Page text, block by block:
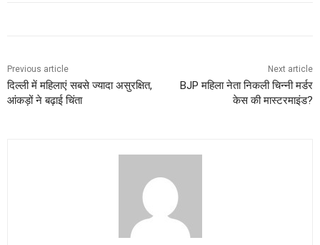
Previous article
दिल्ली में महिलाएं सबसे ज्यादा असुरक्षित,
आंकड़ों ने बढ़ाई चिंता
Next article
BJP महिला नेता निकली चिन्नी मर्डर
केस की मास्टरमाइंड?